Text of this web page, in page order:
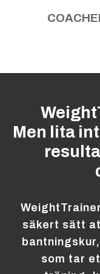
Men lita
säkert sätt
som tar